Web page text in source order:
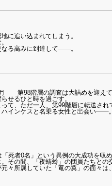
に追い込まれてしまう。
なる高みに到達して――。
――第98階層の調査は大詰めを迎えて
せるひと時を過ごす。
て、ただ一人、第99階層に転送され
インケスと名乗る女性と出会い――。
死者0名」という異例の大成功を収
その間、「夜蜻蛉」の団員たちと
々所属していた「竜の翼」の面々は